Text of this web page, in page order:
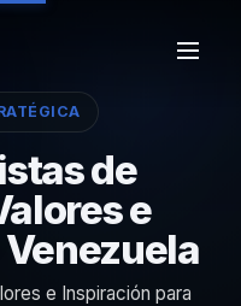
de
e
e Inspiración para